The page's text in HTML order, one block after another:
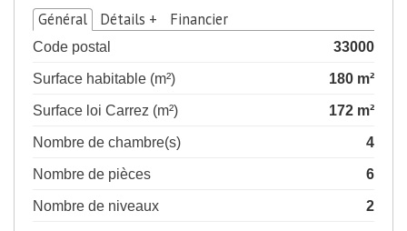
Général Détails + Financier
Code postal
33000
Surface habitable (m²)
180 m²
Surface loi Carrez (m²)
172 m²
Nombre de chambre(s)
4
Nombre de pièces
6
Nombre de niveaux
2